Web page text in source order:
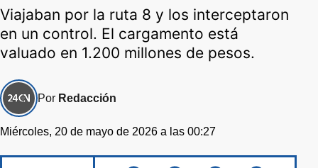
Viajaban por la ruta 8 y los interceptaron
en un control. El cargamento está
valuado en 1.200 millones de pesos.
Por Redacción
Miércoles, 20 de mayo de 2026 a las 00:27